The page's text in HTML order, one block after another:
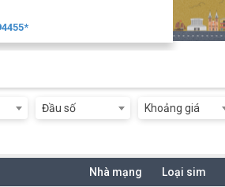
*
Đầu số Khoảng giá
Nhà mạng Loại sim